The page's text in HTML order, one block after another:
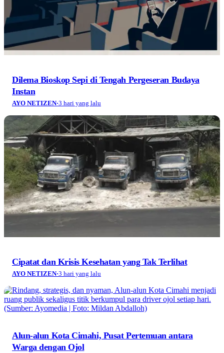
Dilema Bioskop Sepi di Tengah Pergeseran Budaya
Instan
AYO NETIZEN·3 hari yang lalu
Cipatat dan Krisis Kesehatan yang Tak Terlihat
AYO NETIZEN·3 hari yang lalu
Alun-alun Kota Cimahi, Pusat Pertemuan antara
Warga dengan Ojol